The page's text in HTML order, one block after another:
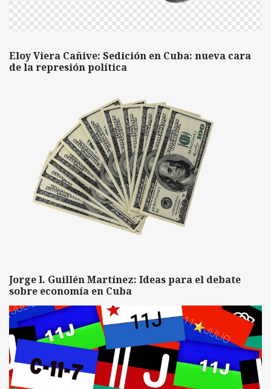
Eloy Viera Cañive: Sedición en Cuba: nueva cara
de la represión política
Jorge I. Guillén Martínez: Ideas para el debate
sobre economía en Cuba